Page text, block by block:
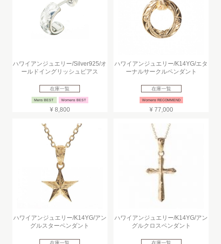
ハワイアンジュエリー/Silver925/オ
ールドイングリッシュピアス
在庫一覧
Mens BEST Womens BEST
¥ 8,800
ハワイアンジュエリー/K14YG/エタ
ーナルサークルペンダント
在庫一覧
Womens RECOMMEND
¥ 77,000
ハワイアンジュエリー/K14YG/アン
グルスターペンダント
ハワイアンジュエリー/K14YG/アン
グルクロスペンダント